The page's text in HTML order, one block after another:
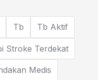
Tb Tb Aktif
Stroke Terdekat
Medis